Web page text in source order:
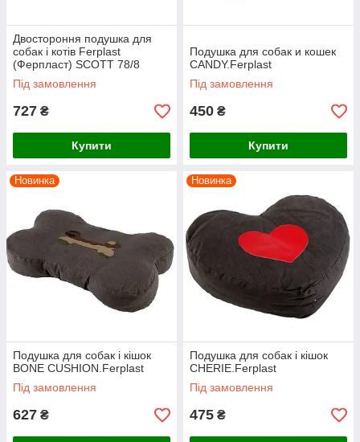
Двостороння подушка для
собак і котів Ferplast
(Ферпласт) SCOTT 78/8
синя, 78*50 см
Під замовлення
727 ₴
Купити
Подушка для собак и кошек
CANDY.Ferplast
Під замовлення
450 ₴
Купити
Новинка
Подушка для собак і кішок
BONE CUSHION.Ferplast
Під замовлення
627 ₴
Новинка
Подушка для собак і кішок
CHERIE.Ferplast
Під замовлення
475 ₴